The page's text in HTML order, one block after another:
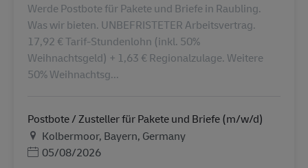
Werde Postbote für Pakete und Briefe in Raubling.
Was wir bieten. UNBEFRISTETER Arbeitsvertrag.
17,92 € Tarif-Stundenlohn (inkl. 50%
Weihnachtsgeld) + 1,63 € Regionalzulage. Weitere
50% Weihnachtsg...
Postbote / Zusteller für Pakete und Briefe (m/w/d)
PlatsKolbermoor, Bayern, Germany
Posted Date
05/08/2026